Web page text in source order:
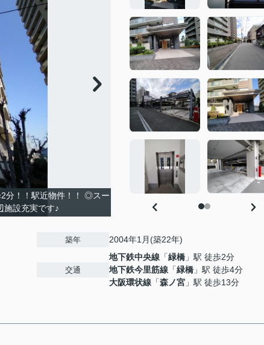
分！！駅近物件！！ ◎スー
設充実です♪
築年 2004年1月(築22年)
交通
地下鉄中央線 「緑橋 」駅 徒歩2分
地下鉄今里筋線 「緑橋 」駅 徒歩4分
大阪環状線 「森ノ宮 」駅 徒歩13分